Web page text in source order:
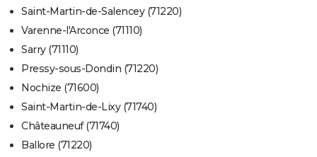
Saint-Martin-de-Salencey (71220)
Varenne-l'Arconce (71110)
Sarry (71110)
Pressy-sous-Dondin (71220)
Nochize (71600)
Saint-Martin-de-Lixy (71740)
Châteauneuf (71740)
Ballore (71220)